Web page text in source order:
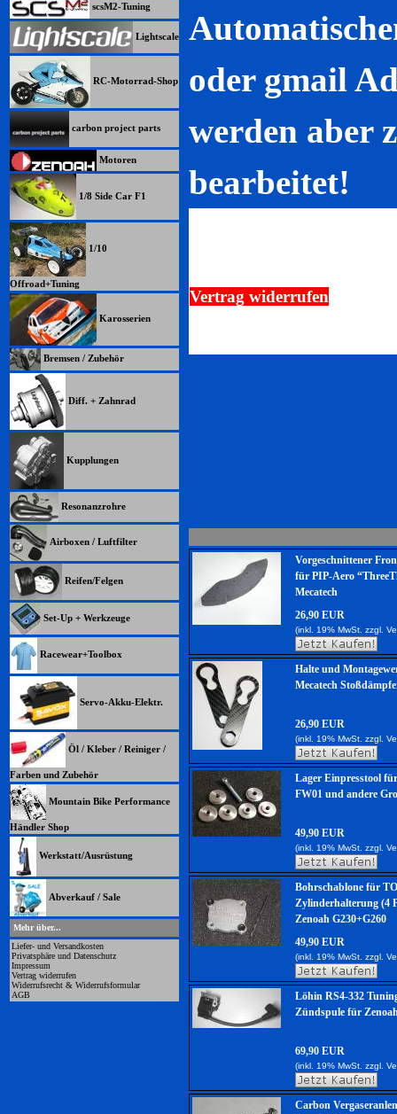
scsM2-Tuning
Lightscale
RC-Motorrad-Shop
carbon project parts
Motoren
1/8 Side Car F1
1/10
Offroad+Tuning
Karosserien
Bremsen / Zubehör
Diff. + Zahnrad
Kupplungen
Resonanzrohre
Airboxen / Luftfilter
Reifen/Felgen
Set-Up + Werkzeuge
Racewear+Toolbox
Servo-Akku-Elektr.
Öl / Kleber / Reiniger /
Farben und Zubehör
Mountain Bike Performance
Händler Shop
Werkstatt/Ausrüstung
Abverkauf / Sale
Mehr über...
Liefer- und Versandkosten
Privatsphäre und Datenschutz
Impressum
Vertrag widerrufen
Widerrufsrecht & Widerrufsformular
AGB
oder gmail
werden aber
bearbeitet!
Vertrag widerrufen
Vorgeschnittener
für PIP-Aero
Mecatech
26,90 EUR
(inkl. 19% MwSt. zzgl.
Halte und
Mecatech
26,90 EUR
(inkl. 19% MwSt. zzgl.
Lager Einpresstool
FW01 und andere
49,90 EUR
(inkl. 19% MwSt. zzgl.
Bohrschablone für
Zylinderhalterung (4
Zenoah G230+G260
49,90 EUR
(inkl. 19% MwSt. zzgl.
Löhin RS4-332
Zündspule für
69,90 EUR
(inkl. 19% MwSt. zzgl.
Carbon